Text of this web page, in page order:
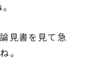
見書を見て急
。